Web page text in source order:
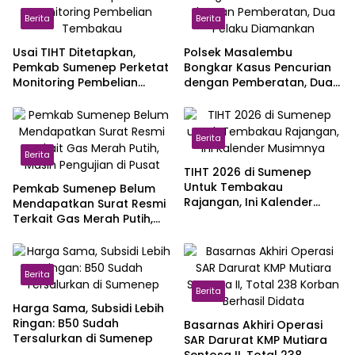
Berita
Usai TIHT Ditetapkan,
Pemkab Sumenep Perketat
Monitoring Pembelian
Berita
Polsek Masalembu
Bongkar Kasus Pencurian
dengan Pemberatan, Dua
Berita
Pemkab Sumenep Belum
Mendapatkan Surat Resmi
Terkait Gas Merah Putih,
Berita
TIHT 2026 di Sumenep
Untuk Tembakau
Rajangan, Ini Kalender
Berita
Harga Sama, Subsidi Lebih
Ringan: B50 Sudah
Tersalurkan di Sumenep
Berita
Basarnas Akhiri Operasi
SAR Darurat KMP Mutiara